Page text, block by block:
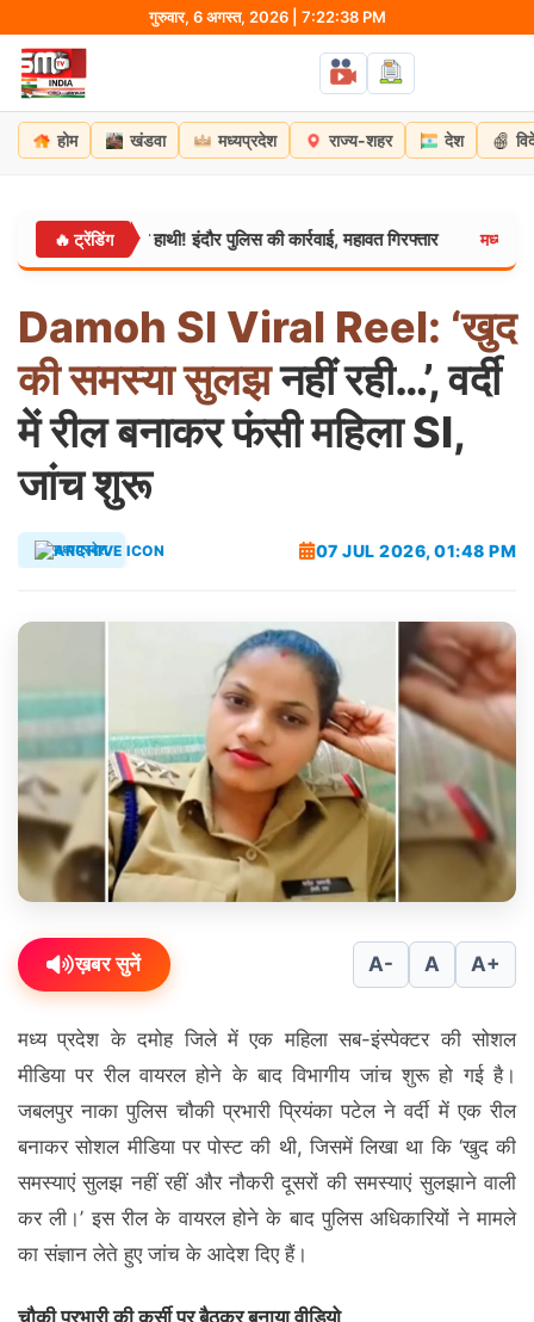
content
गुरुवार, 6 अगस्त, 2026 | 7:22:39 PM
होम खंडवा मध्यप्रदेश राज्य-शहर देश
🔥 ट्रेंडिंग
था हाथी! इंदौर पुलिस की कार्रवाई, महावत गिरफ्तार मध्यप्रदेश:
Damoh SI Viral Reel: ‘खुद
कीसमस्यासुलझनहीं रही…’, वर्दी
में रील बनाकर फंसी महिला SI,
जांच शुरू
मध्यप्रदेश 07 JUL 2026, 01:48 PM
ख़बर सुनें A- A A+
मध्य प्रदेश के दमोह जिले में एक महिला सब-इंस्पेक्टर की सोशल
मीडिया पर रील वायरल होने के बाद विभागीय जांच शुरू हो गई है।
जबलपुर नाका पुलिस चौकी प्रभारी प्रियंका पटेल ने वर्दी में एक रील
बनाकर सोशल मीडिया पर पोस्ट की थी, जिसमें लिखा था कि ‘खुद की
समस्याएं सुलझ नहीं रहीं और नौकरी दूसरों की समस्याएं सुलझाने वाली
कर ली।’ इस रील के वायरल होने के बाद पुलिस अधिकारियों ने मामले
का संज्ञान लेते हुए जांच के आदेश दिए हैं।
चौकी प्रभारी की कुर्सी पर बैठकर बनाया वीडियो